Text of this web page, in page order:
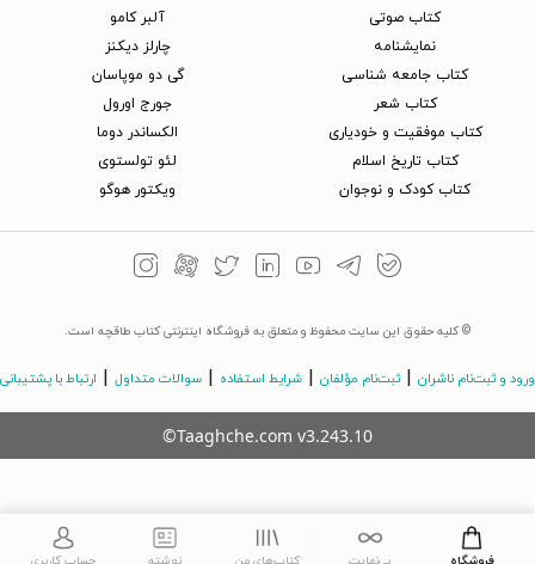
کتاب‌ صوتی
نمایشنامه
کتاب جامعه شناسی
کتاب شعر
کتاب موفقیت و خودیاری
کتاب تاریخ اسلام
کتاب کودک و نوجوان
آلبر کامو
چارلز دیکنز
گی دو موپاسان
جورج اورول
الکساندر دوما
لئو تولستوی
ویکتور هوگو
© کلیه حقوق این سایت محفوظ و متعلق به فروشگاه اینترنتی کتاب طاقچه است.
ورود و ثبت‌نام ناشران ثبت‌نام مؤلفان شرایط استفاده سوالات متداول ارتباط با پشتیبانی
©Taaghche.com v3.243.10